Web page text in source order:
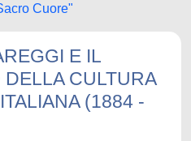
Cuore"
E IL
CULTURA
(1884 -